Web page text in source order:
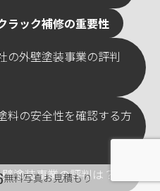
ラック補修の重要性
の外壁塗装事業の評判
料の安全性を確認する方
塗装事業の評判は？ ...
無料写真お見積もり